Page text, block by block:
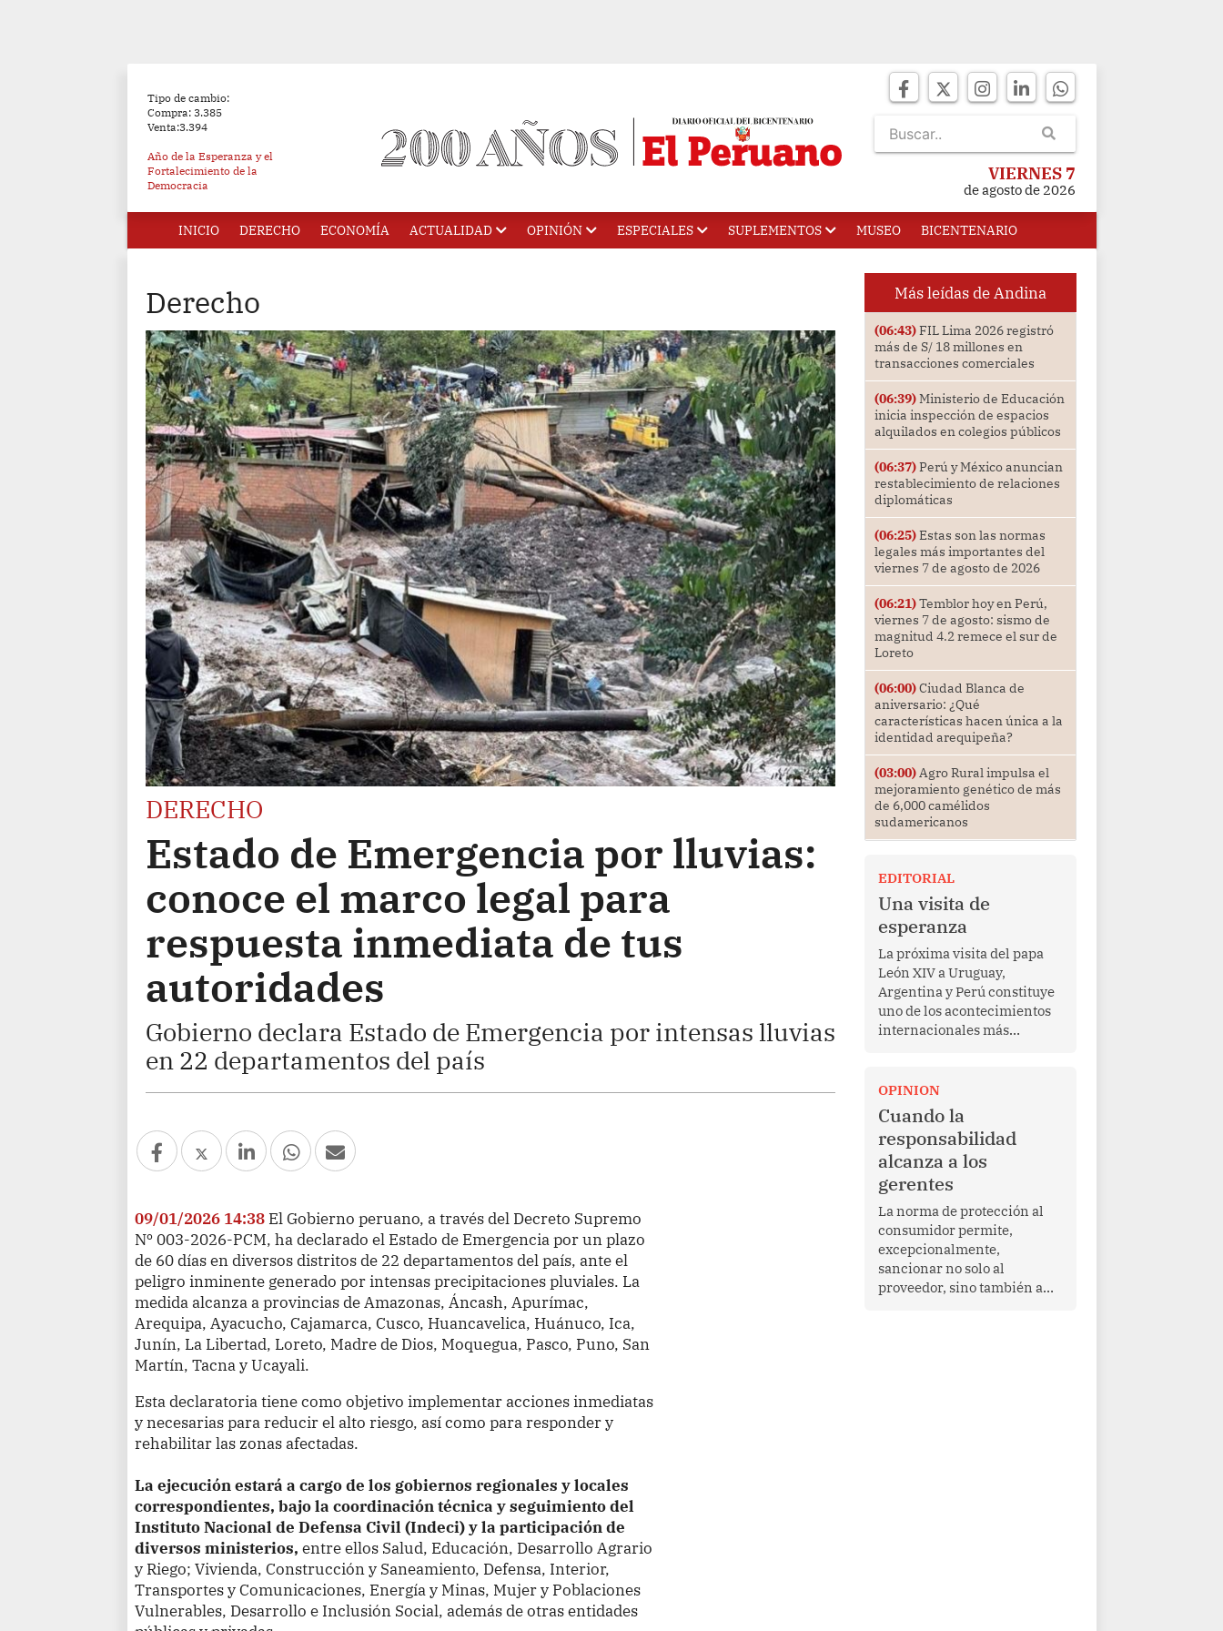
Tipo de cambio:
Compra: 3.385
Venta:3.394
Año de la Esperanza y el
Fortalecimiento de la
Democracia
VIERNES 7
de agosto de 2026
INICIO DERECHO ECONOMÍA ACTUALIDAD OPINIÓN ESPECIALES SUPLEMENTOS MUSEO BICENTENARIO
Derecho
DERECHO
Estado de Emergencia por lluvias:
conoce el marco legal para
respuesta inmediata de tus
autoridades
Gobierno declara Estado de Emergencia por intensas lluvias
en 22 departamentos del país
09/01/2026 14:38 El Gobierno peruano, a través del Decreto Supremo
Nº 003-2026-PCM, ha declarado el Estado de Emergencia por un plazo
de 60 días en diversos distritos de 22 departamentos del país, ante el
peligro inminente generado por intensas precipitaciones pluviales. La
medida alcanza a provincias de Amazonas, Áncash, Apurímac,
Arequipa, Ayacucho, Cajamarca, Cusco, Huancavelica, Huánuco, Ica,
Junín, La Libertad, Loreto, Madre de Dios, Moquegua, Pasco, Puno, San
Martín, Tacna y Ucayali.
Esta declaratoria tiene como objetivo implementar acciones inmediatas
y necesarias para reducir el alto riesgo, así como para responder y
rehabilitar las zonas afectadas.
La ejecución estará a cargo de los gobiernos regionales y locales
correspondientes, bajo la coordinación técnica y seguimiento del
Instituto Nacional de Defensa Civil (Indeci) y la participación de
diversos ministerios, entre ellos Salud, Educación, Desarrollo Agrario
y Riego; Vivienda, Construcción y Saneamiento, Defensa, Interior,
Transportes y Comunicaciones, Energía y Minas, Mujer y Poblaciones
Vulnerables, Desarrollo e Inclusión Social, además de otras entidades
Más leídas de Andina
(06:43)FIL Lima 2026 registró
más de S/ 18 millones en
transacciones comerciales
(06:39)Ministerio de Educación
inicia inspección de espacios
alquilados en colegios públicos
(06:37)Perú y México anuncian
restablecimiento de relaciones
diplomáticas
(06:25)Estas son las normas
legales más importantes del
viernes 7 de agosto de 2026
(06:21)Temblor hoy en Perú,
viernes 7 de agosto: sismo de
magnitud 4.2 remece el sur de
Loreto
(06:00)Ciudad Blanca de
aniversario: ¿Qué
características hacen única a la
identidad arequipeña?
(03:00)Agro Rural impulsa el
mejoramiento genético de más
de 6,000 camélidos
sudamericanos
EDITORIAL
Una visita de
esperanza
La próxima visita del papa
León XIV a Uruguay,
Argentina y Perú constituye
uno de los acontecimientos
internacionales más
Más allá de su dimensión
religiosa, esta gira
representa una oportunidad
para reafirmar el valor del
diálogo, fortalecer los
vínculos entre los pueblos y
proyectar una imagen de
cooperación en una región
que enfrenta desafíos en
materia de desarrollo,
cohesión social y
gobernabilidad.
OPINION
Cuando la
responsabilidad
alcanza a los
gerentes
La norma de protección al
consumidor permite,
excepcionalmente,
sancionar no solo al
proveedor, sino también a